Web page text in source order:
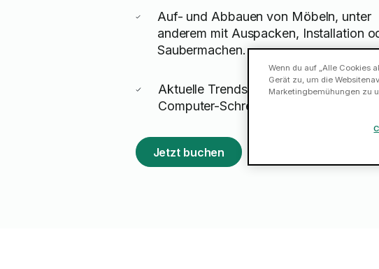
Auf- und Abbauen von Möbeln, unter
anderem mit Auspacken, Installation
Saubermachen.
Aktuelle Trends: Geschwungene
Computer-Schreibtische und IKEA
Jetzt buchen
Wenn du auf „Alle Cookies
Gerät zu, um die
Marketingbemühungen zu